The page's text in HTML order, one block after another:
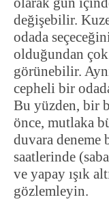
değişebilir.
odada
olduğundan
görünebilir.
cepheli bir
Bu yüzden, bir
önce, mutlaka
duvara deneme
saatlerinde
ve yapay ışık
gözlemleyin.